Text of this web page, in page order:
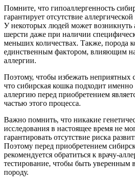
Помните, что гипоаллергенность
гарантирует отсутствие
У некоторых людей может возникнуть
шерсти даже при наличии
меньших количествах. Также, порода
единственным фактором, влияющим
аллергии.
Поэтому, чтобы избежать неприятных
что сибирская кошка подходит именно
аллергию перед приобретением
частью этого процесса.
Важно помнить, что никакие
исследования в настоящее время не
гарантировать отсутствие риска
Поэтому перед приобретением
рекомендуется обратиться к врачу-
тестирование, чтобы быть уверенным
породу.